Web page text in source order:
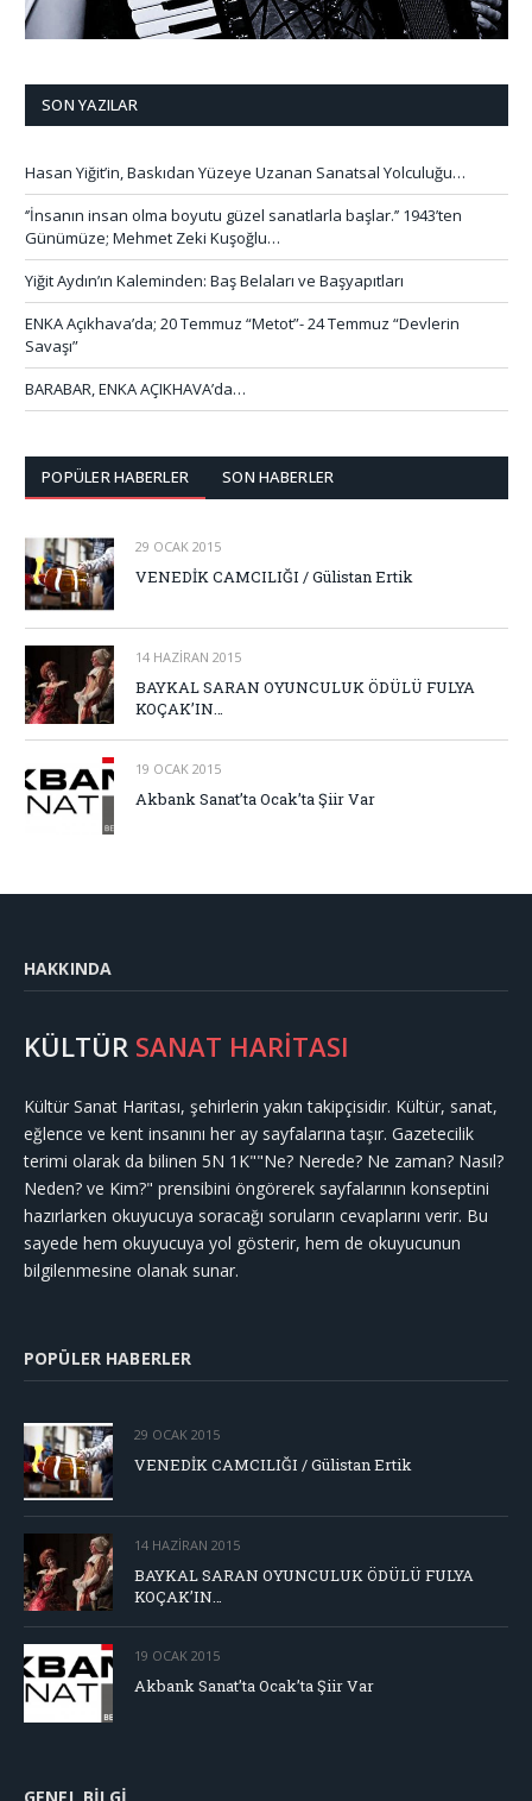
SON YAZILAR
Hasan Yiğit’in, Baskıdan Yüzeye Uzanan Sanatsal Yolculuğu…
‘’İnsanın insan olma boyutu güzel sanatlarla başlar.’’ 1943’ten
Günümüze; Mehmet Zeki Kuşoğlu…
Yiğit Aydın’ın Kaleminden: Baş Belaları ve Başyapıtları
ENKA Açıkhava’da; 20 Temmuz “Metot”- 24 Temmuz “Devlerin
Savaşı”
BARABAR, ENKA AÇIKHAVA’da…
POPÜLER HABERLER SON HABERLER
29 OCAK 2015
VENEDİK CAMCILIĞI / Gülistan Ertik
14 HAZIRAN 2015
BAYKAL SARAN OYUNCULUK ÖDÜLÜ FULYA
KOÇAK’IN…
19 OCAK 2015
Akbank Sanat’ta Ocak’ta Şiir Var
HAKKINDA
KÜLTÜR SANAT HARİTASI
Kültür Sanat Haritası, şehirlerin yakın takipçisidir. Kültür, sanat,
eğlence ve kent insanını her ay sayfalarına taşır. Gazetecilik
terimi olarak da bilinen 5N 1K""Ne? Nerede? Ne zaman? Nasıl?
Neden? ve Kim?" prensibini öngörerek sayfalarının konseptini
hazırlarken okuyucuya soracağı soruların cevaplarını verir. Bu
sayede hem okuyucuya yol gösterir, hem de okuyucunun
bilgilenmesine olanak sunar.
POPÜLER HABERLER
29 OCAK 2015
VENEDİK CAMCILIĞI / Gülistan Ertik
14 HAZIRAN 2015
BAYKAL SARAN OYUNCULUK ÖDÜLÜ FULYA
KOÇAK’IN…
19 OCAK 2015
Akbank Sanat’ta Ocak’ta Şiir Var
GENEL BILGI